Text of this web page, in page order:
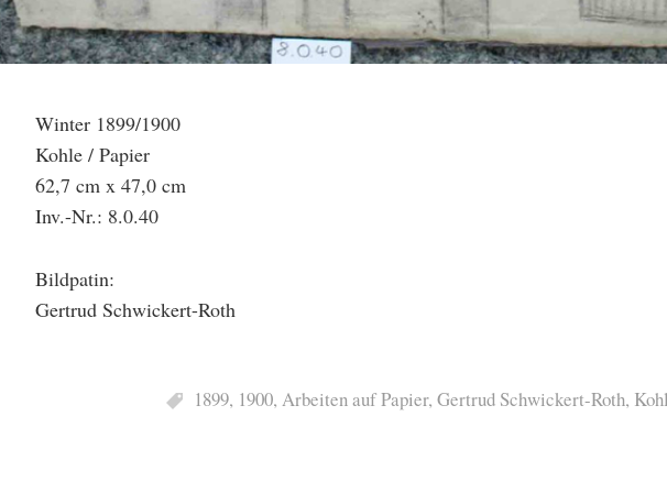
Winter 1899/1900
Kohle / Papier
62,7 cm x 47,0 cm
Inv.-Nr.: 8.0.40
Bildpatin:
Gertrud Schwickert-Roth
1899, 1900, Arbeiten auf Papier, Gertrud Schwickert-Roth,